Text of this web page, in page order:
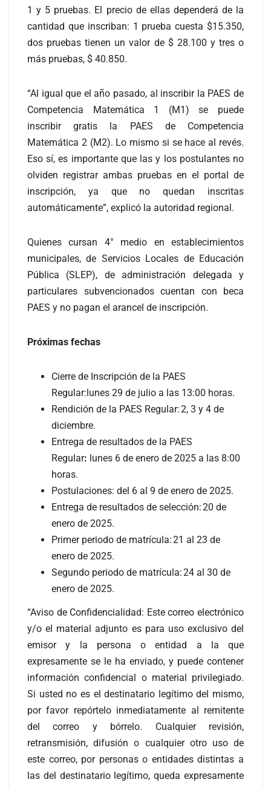
1 y 5 pruebas. El precio de ellas dependerá de la
cantidad que inscriban: 1 prueba cuesta $15.350,
dos pruebas tienen un valor de $ 28.100 y tres o
más pruebas, $ 40.850.
“Al igual que el año pasado, al inscribir la PAES de
Competencia Matemática 1 (M1) se puede
inscribir gratis la PAES de Competencia
Matemática 2 (M2). Lo mismo si se hace al revés.
Eso sí, es importante que las y los postulantes no
olviden registrar ambas pruebas en el portal de
inscripción, ya que no quedan inscritas
automáticamente”, explicó la autoridad regional.
Quienes cursan 4° medio en establecimientos
municipales, de Servicios Locales de Educación
Pública (SLEP), de administración delegada y
particulares subvencionados cuentan con beca
PAES y no pagan el arancel de inscripción.
Próximas fechas
Cierre de Inscripción de la PAES
Regular:lunes 29 de julio a las 13:00 horas.
Rendición de la PAES Regular: 2, 3 y 4 de
diciembre.
Entrega de resultados de la PAES
Regular: lunes 6 de enero de 2025 a las 8:00
horas.
Postulaciones: del 6 al 9 de enero de 2025.
Entrega de resultados de selección: 20 de
enero de 2025.
Primer periodo de matrícula: 21 al 23 de
enero de 2025.
Segundo periodo de matrícula: 24 al 30 de
enero de 2025.
“Aviso de Confidencialidad: Este correo electrónico
y/o el material adjunto es para uso exclusivo del
emisor y la persona o entidad a la que
expresamente se le ha enviado, y puede contener
información confidencial o material privilegiado.
Si usted no es el destinatario legítimo del mismo,
por favor repórtelo inmediatamente al remitente
del correo y bórrelo. Cualquier revisión,
retransmisión, difusión o cualquier otro uso de
este correo, por personas o entidades distintas a
las del destinatario legítimo, queda expresamente